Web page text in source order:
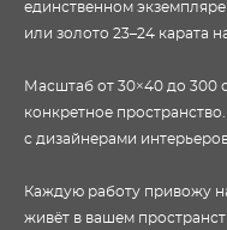
единственном
или золото 23–24 карата
Масштаб от 30×40 до 300
конкретное
с дизайнерами
Каждую работу привожу
живёт в вашем